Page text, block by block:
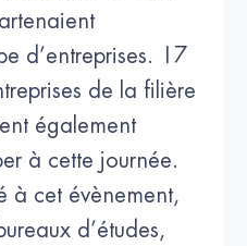
d’entreprises. 17
de la filière
également
à cette journée.
à cet évènement,
d’études,